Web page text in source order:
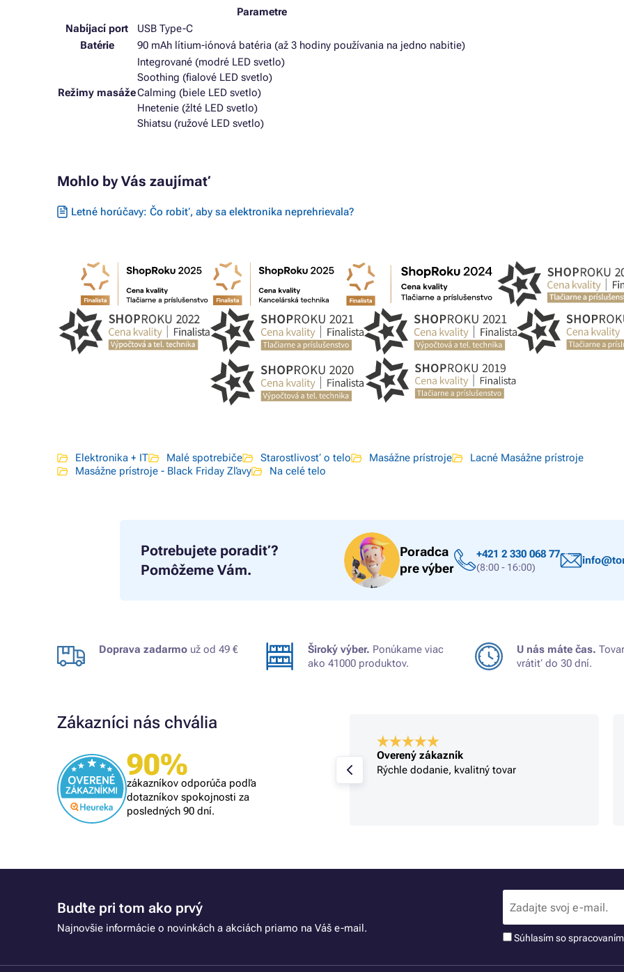
Parametre
Nabíjací port
USB Type-C
Batérie
90 mAh lítium-iónová batéria (až 3 hodiny používania na jedno nabitie)
Režimy masáže
Integrované (modré LED svetlo)
Soothing (fialové LED svetlo)
Calming (biele LED svetlo)
Hnetenie (žlté LED svetlo)
Shiatsu (ružové LED svetlo)
Mohlo by Vás zaujímať
Letné horúčavy: Čo robiť, aby sa elektronika neprehrievala?
Elektronika + IT Malé spotrebiče Starostlivosť o telo Masážne prístroje
Lacné Masážne prístroje
Masážne prístroje - Black Friday Zľavy
Na celé telo
Potrebujete poradiť?
Pomôžeme Vám.
Poradca
pre výber
+421 2 330 068 77
(8:00 - 16:00)
Doprava zadarmo už od 49 € Široký výber. Ponúkame viac
ako 41000 produktov.
U nás máte čas.
vrátiť do 30 dní.
Zákazníci nás chvália
90%
zákazníkov odporúča podľa
dotazníkov spokojnosti za
posledných 90 dní.
Overený zákazník
rýchle vybavenie
Overený zákazník
Rýchle dodanie, kvalitný tovar
Buďte pri tom ako prvý
Najnovšie informácie o novinkách a akciách priamo na Váš e-mail.
Súhlasím so spracovaním